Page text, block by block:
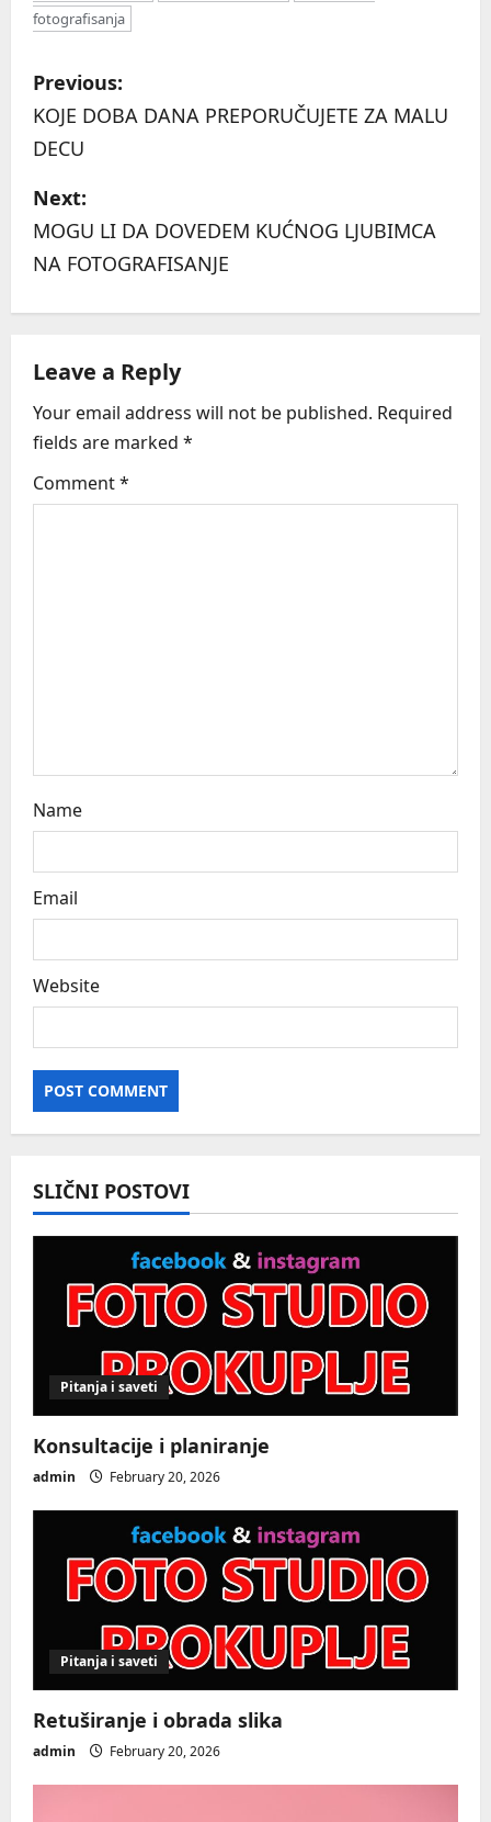
fotografisanja
P
o
s
t
n
a
i
g
a
Previous:
KOJE DOBA DANA PREPORUČUJETE ZA MALU
DECU
Next:
MOGU LI DA DOVEDEM KUĆNOG LJUBIMCA
NA FOTOGRAFISANJE
Leave a Reply
Your email address will not be published. Required
fields are marked *
Comment*
Name
Email
Website
SLIČNI POSTOVI
Pitanja i saveti
Konsultacije i planiranje
admin February 20, 2026
Pitanja i saveti
Retuširanje i obrada slika
admin February 20, 2026